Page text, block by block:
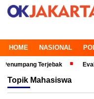
HOME NASIONAL
Terjebak Evakuasi
Topik Mahasiswa